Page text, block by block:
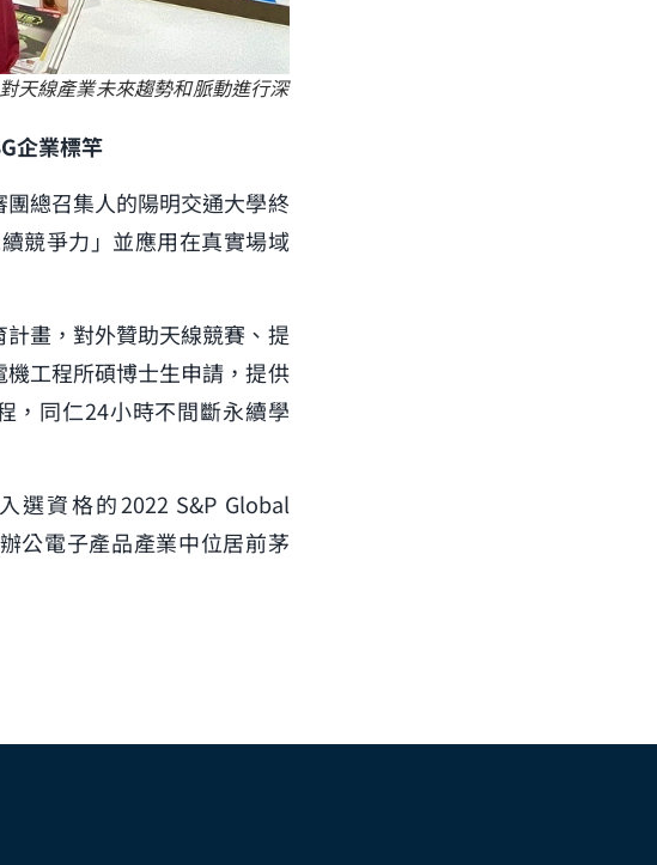
天線產業未來趨勢和脈動進行深
企業標竿
總召集人的陽明交通大學終
競爭力」並應用在真實場域
畫，對外贊助天線競賽、提
工程所碩博士生申請，提供
，同仁24小時不間斷永續學
資格的2022 S&P Global
公電子產品產業中位居前茅